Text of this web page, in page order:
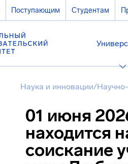
Поступающим Студентам
Наука и инновации/
01 июня
находится
соискание